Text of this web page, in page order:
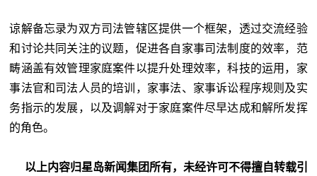
谅解备忘录为双方司法管辖区提供一个框架，透过交流经验
和讨论共同关注的议题，促进各自家事司法制度的效率，范
畴涵盖有效管理家庭案件以提升处理效率，科技的运用，家
事法官和司法人员的培训，家事法、家事诉讼程序规则及实
务指示的发展，以及调解对于家庭案件尽早达成和解所发挥
的角色。
以上内容归星岛新闻集团所有，未经许可不得擅自转载引